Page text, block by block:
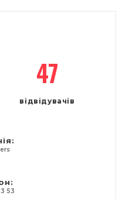
47
відвідувачів
53